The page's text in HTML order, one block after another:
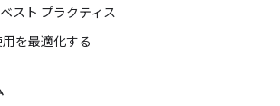
スト プラクティス
を最適化する